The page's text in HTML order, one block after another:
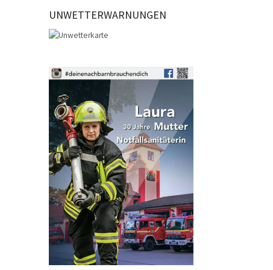
UNWETTERWARNUNGEN